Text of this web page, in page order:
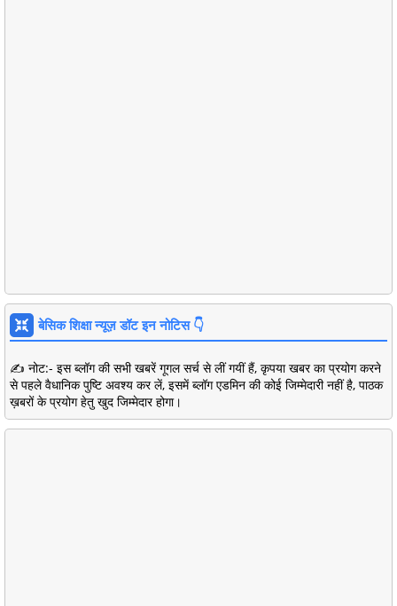
बेसिक शिक्षा न्यूज़ डॉट इन नोटिस 👇
✍️ नोट:- इस ब्लॉग की सभी खबरें गूगल सर्च से लीं गयीं हैं, कृपया खबर का प्रयोग करने
से पहले वैधानिक पुष्टि अवश्य कर लें, इसमें ब्लॉग एडमिन की कोई जिम्मेदारी नहीं है, पाठक
ख़बरों के प्रयोग हेतु खुद जिम्मेदार होगा।